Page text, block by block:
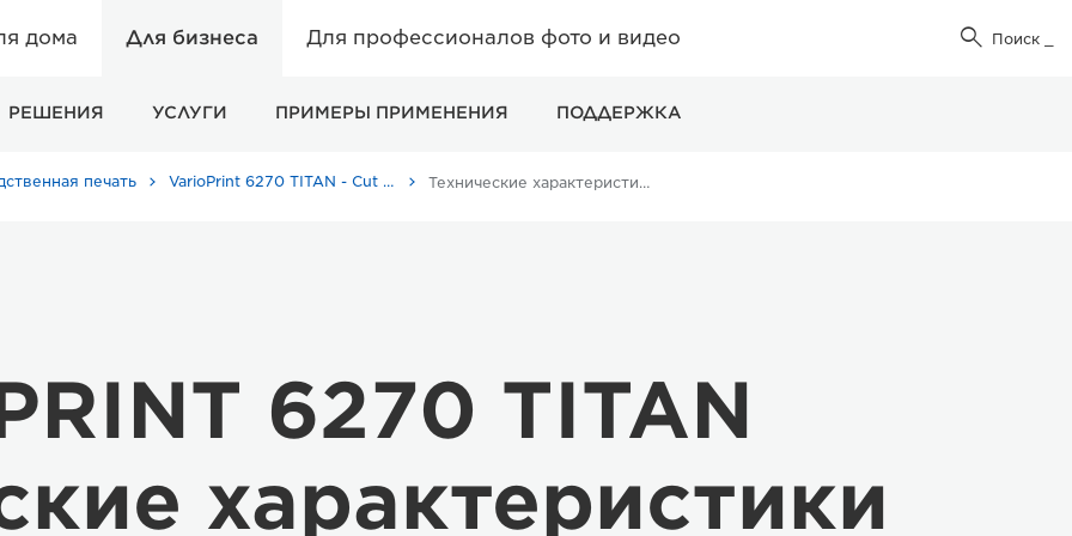
дома Для бизнеса Для профессионалов фото и видео  Поиск
РЕШЕНИЯ УСЛУГИ ПРИМЕРЫ ПРИМЕНЕНИЯ ПОДДЕРЖКА
печать VarioPrint 6270 TITAN - Cut Sheet Black & White Printers Технические характеристики
6270 TITAN
характеристики